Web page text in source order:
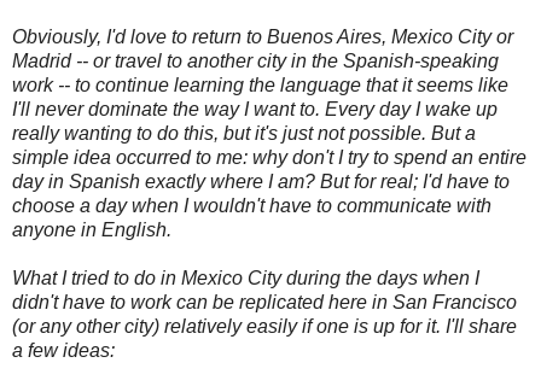
Obviously, I'd love to return to Buenos Aires, Mexico City or
Madrid -- or travel to another city in the Spanish-speaking
work -- to continue learning the language that it seems like
I'll never dominate the way I want to. Every day I wake up
really wanting to do this, but it's just not possible. But a
simple idea occurred to me: why don't I try to spend an entire
day in Spanish exactly where I am? But for real; I'd have to
choose a day when I wouldn't have to communicate with
anyone in English.
What I tried to do in Mexico City during the days when I
didn't have to work can be replicated here in San Francisco
(or any other city) relatively easily if one is up for it. I'll share
a few ideas: